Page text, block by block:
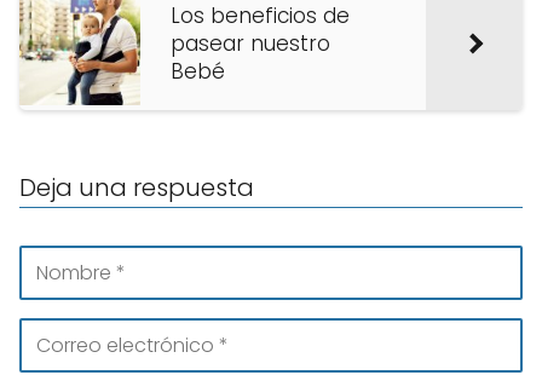
Los beneficios de
pasear nuestro
Bebé
Deja una respuesta